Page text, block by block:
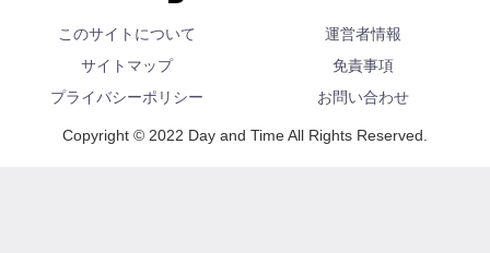
このサイトについて
運営者情報
サイトマップ
免責事項
プライバシーポリシー
お問い合わせ
Copyright © 2022 Day and Time All Rights Reserved.